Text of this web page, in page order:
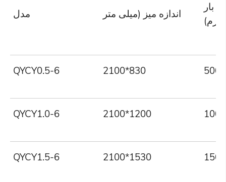
مدل اندازه میز (میلی متر
QYCY0.5-6 2100*830 500
QYCY1.0-6 2100*1200 1000
QYCY1.5-6 2100*1530 1500